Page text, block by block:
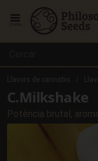
Llavors de cannabis
C.Milkshake
Potència brutal,